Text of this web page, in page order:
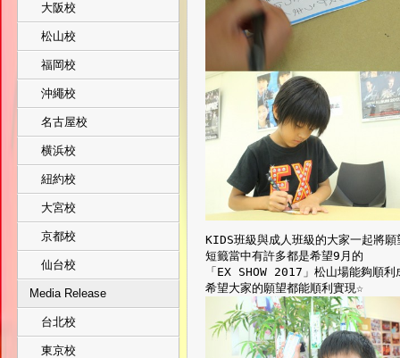
大阪校
松山校
福岡校
沖繩校
名古屋校
横浜校
紐約校
大宮校
京都校
仙台校
Media Release
台北校
東京校
KIDS班級與成人班級的大家一起將
短籤當中有許多都是希望9月的
「EX SHOW 2017」松山場能夠順
希望大家的願望都能順利實現☆